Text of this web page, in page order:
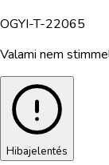
OGYI-T-22065
Valami nem
Hibajelentés